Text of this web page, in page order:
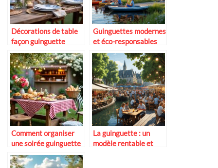
Décorations de table
façon guinguette
Guinguettes modernes
et éco-responsables
Comment organiser
une soirée guinguette
chez soi
La guinguette : un
modèle rentable et